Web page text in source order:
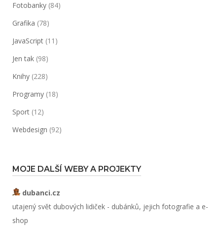
Fotobanky (84)
Grafika (78)
JavaScript (11)
Jen tak (98)
Knihy (228)
Programy (18)
Sport (12)
Webdesign (92)
MOJE DALŠÍ WEBY A PROJEKTY
dubanci.cz
utajený svět dubových lidiček - dubánků, jejich fotografie a e-
shop